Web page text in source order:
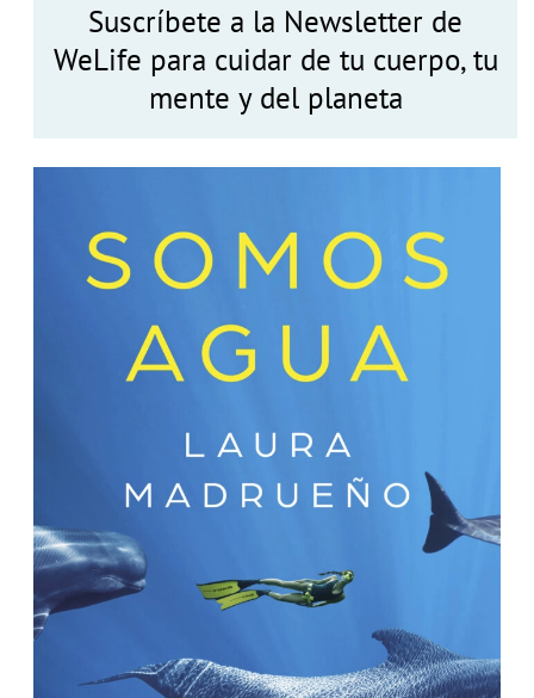
Suscríbete a la Newsletter de
WeLife para cuidar de tu cuerpo, tu
mente y del planeta